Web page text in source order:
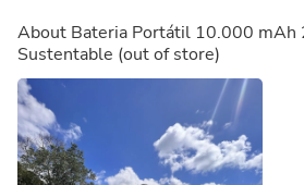
About Bateria Portátil 10.000 mAh
Sustentable (out of store)